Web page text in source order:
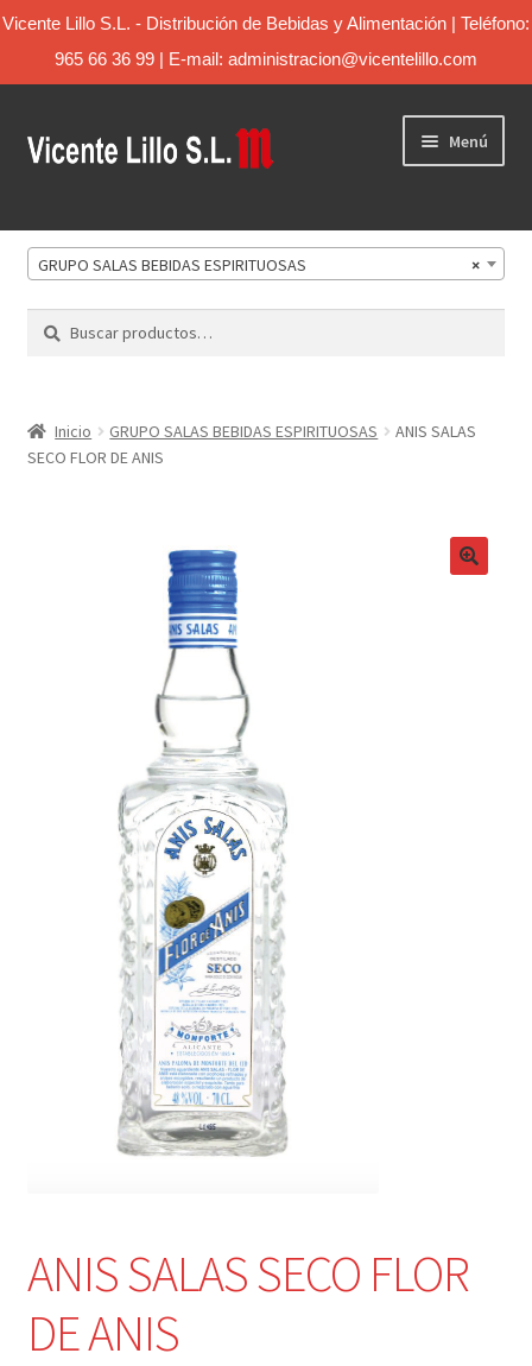
Vicente Lillo S.L. - Distribución de Bebidas y Alimentación | Teléfono:
965 66 36 99 | E-mail: administracion@vicentelillo.com
Menú
Inicio
Contacto
×
GRUPO SALAS BEBIDAS ESPIRITUOSAS
Buscar
Inicio GRUPO SALAS BEBIDAS ESPIRITUOSAS
ANIS SALAS
SECO FLOR DE ANIS
ANIS SALAS SECO FLOR
DE ANIS